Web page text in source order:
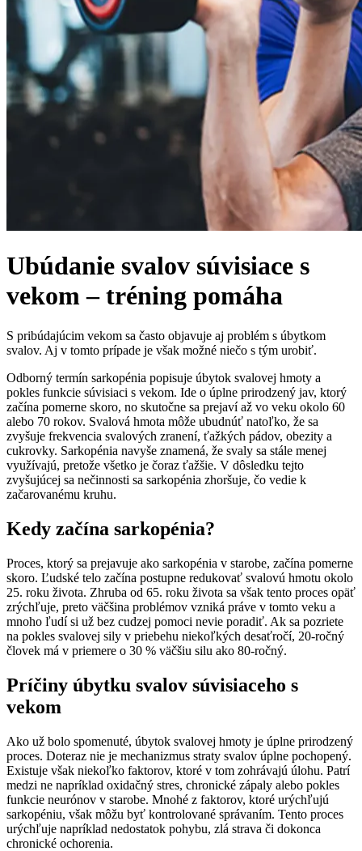
Ubúdanie svalov súvisiace s
vekom – tréning pomáha
S pribúdajúcim vekom sa často objavuje aj problém s úbytkom
svalov. Aj v tomto prípade je však možné niečo s tým urobiť.
Odborný termín sarkopénia popisuje úbytok svalovej hmoty a
pokles funkcie súvisiaci s vekom. Ide o úplne prirodzený jav, ktorý
začína pomerne skoro, no skutočne sa prejaví až vo veku okolo 60
alebo 70 rokov. Svalová hmota môže ubudnúť natoľko, že sa
zvyšuje frekvencia svalových zranení, ťažkých pádov, obezity a
cukrovky. Sarkopénia navyše znamená, že svaly sa stále menej
využívajú, pretože všetko je čoraz ťažšie. V dôsledku tejto
zvyšujúcej sa nečinnosti sa sarkopénia zhoršuje, čo vedie k
začarovanému kruhu.
Kedy začína sarkopénia?
Proces, ktorý sa prejavuje ako sarkopénia v starobe, začína pomerne
skoro. Ľudské telo začína postupne redukovať svalovú hmotu okolo
25. roku života. Zhruba od 65. roku života sa však tento proces opäť
zrýchľuje, preto väčšina problémov vzniká práve v tomto veku a
mnoho ľudí si už bez cudzej pomoci nevie poradiť. Ak sa pozriete
na pokles svalovej sily v priebehu niekoľkých desaťročí, 20-ročný
človek má v priemere o 30 % väčšiu silu ako 80-ročný.
Príčiny úbytku svalov súvisiaceho s
vekom
Ako už bolo spomenuté, úbytok svalovej hmoty je úplne prirodzený
proces. Doteraz nie je mechanizmus straty svalov úplne pochopený.
Existuje však niekoľko faktorov, ktoré v tom zohrávajú úlohu. Patrí
medzi ne napríklad oxidačný stres, chronické zápaly alebo pokles
funkcie neurónov v starobe. Mnohé z faktorov, ktoré urýchľujú
sarkopéniu, však môžu byť kontrolované správaním. Tento proces
urýchľuje napríklad nedostatok pohybu, zlá strava či dokonca
chronické ochorenia.